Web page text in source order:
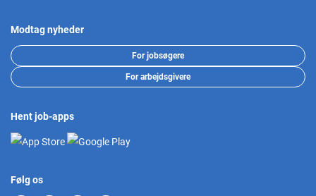
Modtag nyheder
For jobsøgere
For arbejdsgivere
Hent job-apps
Følg os